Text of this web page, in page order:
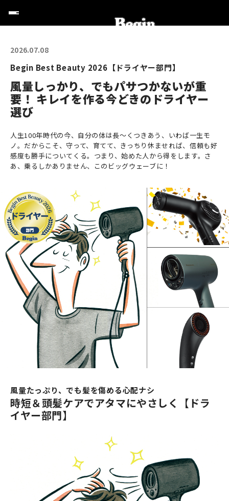
2026.07.08
Begin Best Beauty 2026【ドライヤー部門】
風量しっかり、でもパサつかないが重
要！ キレイを作る今どきのドライヤー
選び
人生100年時代の今、自分の体は長〜くつきあう、いわば一生モ
ノ。だからこそ、守って、育てて、きっちり休ませれば、信頼も好
感度も勝手についてくる。つまり、始めた人から得をします。さ
あ、乗るしかありません、このビッグウェーブに！
風量たっぷり、でも髪を傷める心配ナシ
時短＆頭髪ケアでアタマにやさしく【ドラ
イヤー部門】